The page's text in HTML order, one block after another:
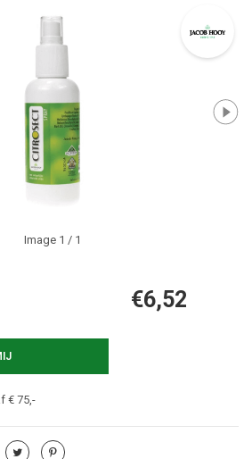
Image 1 / 1
€6,52
€ 75,-